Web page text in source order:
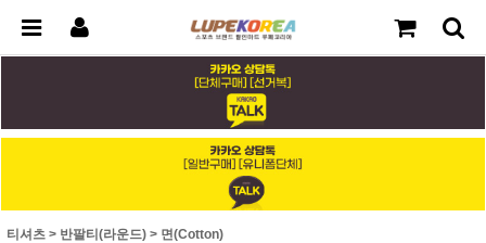
티셔츠 > 반팔티(라운드) > 면(Cotton)